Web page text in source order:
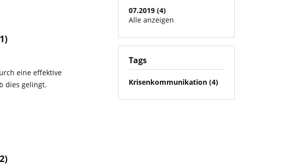
07.2019 (4)
Alle anzeigen
Tags
Krisenkommunikation (4)
eine effektive
dies gelingt.